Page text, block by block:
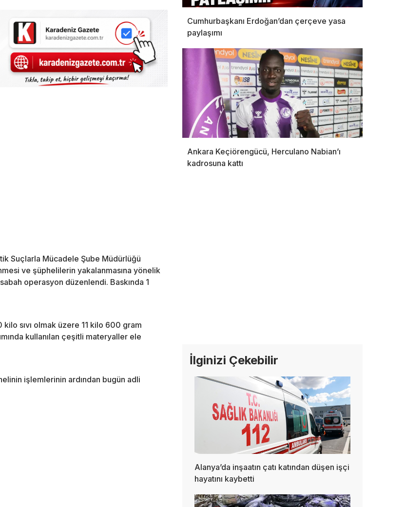
Suçlarla Mücadele Şube Müdürlüğü
ve şüphelilerin yakalanmasına yönelik
operasyon düzenlendi. Baskında 1
kilo sıvı olmak üzere 11 kilo 600 gram
kullanılan çeşitli materyaller ele
işlemlerinin ardından bugün adli
Cumhurbaşkanı Erdoğan’dan çerçeve yasa
paylaşımı
Ankara Keçiörengücü, Herculano Nabian’ı
kadrosuna kattı
İlginizi Çekebilir
Alanya’da inşaatın çatı katından düşen işçi
hayatını kaybetti